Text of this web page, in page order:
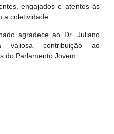
engajados e atentos às
a coletividade.
agradece ao Dr. Juliano
valiosa contribuição ao
do Parlamento Jovem.